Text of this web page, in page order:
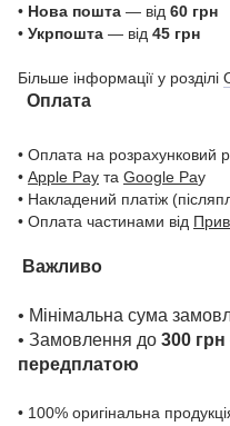
• Нова пошта — від 60 грн
• Укрпошта — від 45 грн
Більше інформації у розділі
Оплата
• Оплата на розрахунковий
• Apple Pay та Google Pay
• Накладений платіж
• Оплата частинами від
Важливо
• Мінімальна сума
• Замовлення до 300 грн
передплатою
• 100% оригінальна